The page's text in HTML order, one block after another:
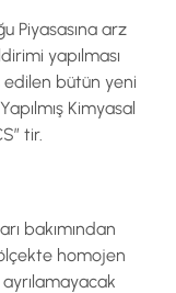
Piyasasına arz
yapılması
edilen bütün yeni
Kimyasal
tir.
bakımından
homojen